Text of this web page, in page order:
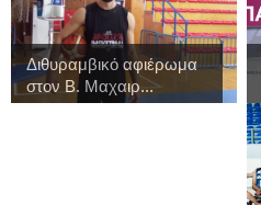
Διθυραμβικό αφιέρωμα
στον Β. Μαχαιρ...